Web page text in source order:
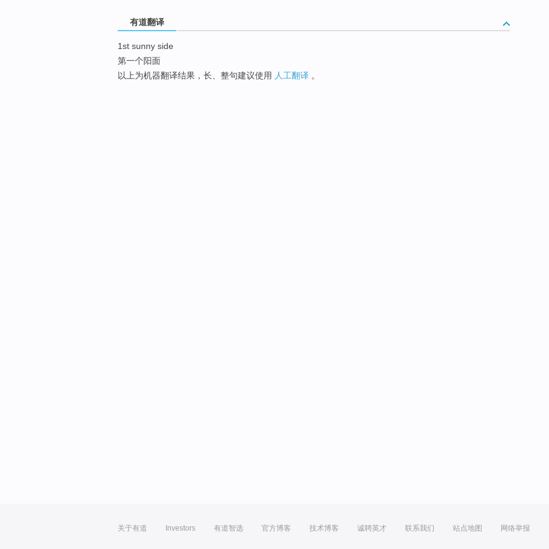
有道翻译
1st sunny side
第一个阳面
以上为机器翻译结果，长、整句建议使用 人工翻译 。
关于有道 Investors 有道智选 官方博客 技术博客 诚聘英才 联系我们 站点地图 网络举报